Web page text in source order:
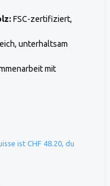
FSC-zertifiziert,
unterhaltsam
mit
ist CHF 48.20, du